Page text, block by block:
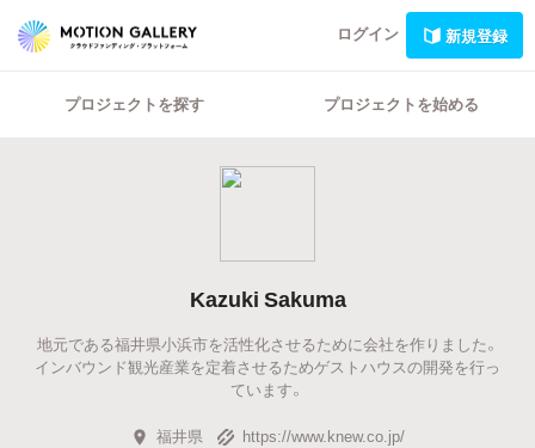
ログイン 新規登録
プロジェクトを探す プロジェクトを始める
Kazuki Sakuma
地元である福井県小浜市を活性化させるために会社を作りました。
インバウンド観光産業を定着させるためゲストハウスの開発を行っ
ています。
福井県 https://www.knew.co.jp/